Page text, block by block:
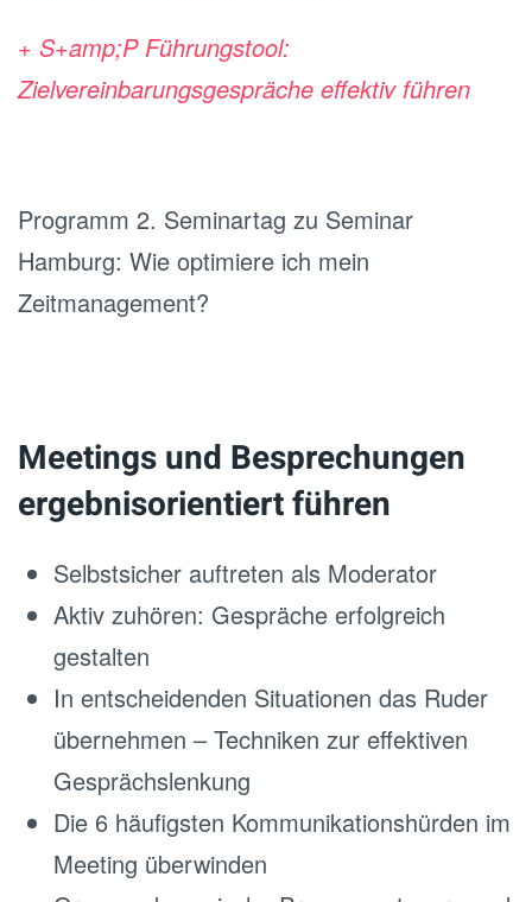
+ S+amp;P Führungstool:
Zielvereinbarungsgespräche effektiv führen
Programm 2. Seminartag zu Seminar
Hamburg: Wie optimiere ich mein
Zeitmanagement?
Meetings und Besprechungen
ergebnisorientiert führen
Selbstsicher auftreten als Moderator
Aktiv zuhören: Gespräche erfolgreich
gestalten
In entscheidenden Situationen das Ruder
übernehmen – Techniken zur effektiven
Gesprächslenkung
Die 6 häufigsten Kommunikationshürden im
Meeting überwinden